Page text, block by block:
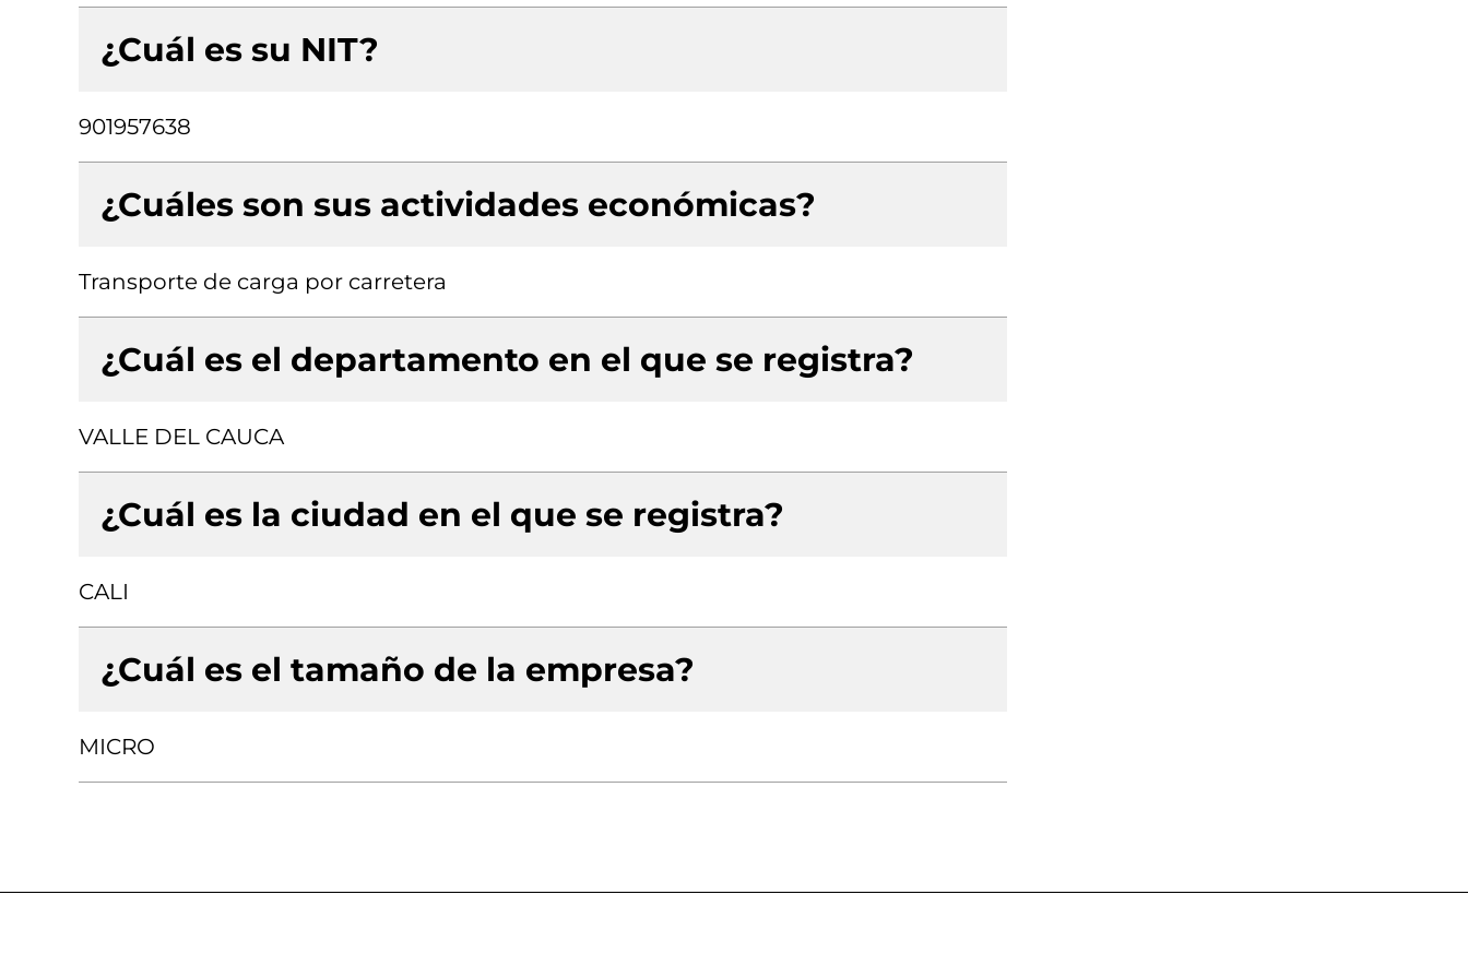
¿Cuál es su NIT?
901957638
¿Cuáles son sus actividades económicas?
Transporte de carga por carretera
¿Cuál es el departamento en el que se registra?
VALLE DEL CAUCA
¿Cuál es la ciudad en el que se registra?
CALI
¿Cuál es el tamaño de la empresa?
MICRO